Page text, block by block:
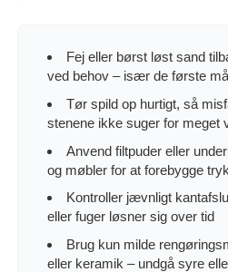
Fej eller børst løst sand
ved behov – især de første
Tør spild op hurtigt, så
stenene ikke suger for meget
Anvend filtpuder eller
og møbler for at forebygge
Kontroller jævnligt
eller fuger løsner sig over tid
Brug kun milde
eller keramik – undgå syre